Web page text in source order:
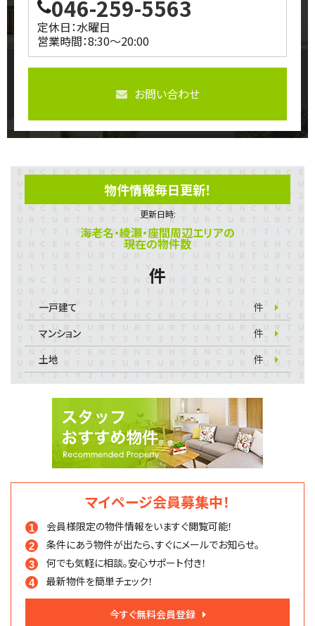
046-259-5563
定休日：水曜日
営業時間：8:30～20:00
お問い合わせ
物件情報毎日更新！
更新日時:
海老名・綾瀬・座間周辺エリアの
現在の物件数
件
一戸建て
件
マンション
件
土地
件
マイページ会員募集中！
会員様限定の物件情報をいますぐ閲覧可能！
条件にあう物件が出たら、すぐにメールでお知らせ。
何でも気軽に相談。安心サポート付き！
最新物件を簡単チェック！
今すぐ無料会員登録